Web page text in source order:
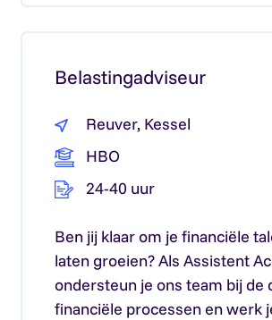
Belastingadviseur
Reuver, Kessel
HBO
24-40 uur
Ben jij klaar om je financiële
laten groeien? Als Assistent
ondersteun je ons team bij de
financiële processen en werk